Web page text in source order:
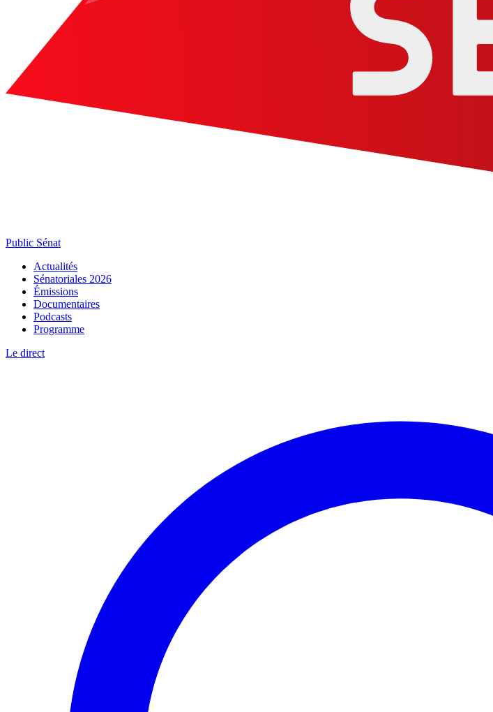
Public Sénat
Actualités
Sénatoriales 2026
Émissions
Documentaires
Podcasts
Programme
Le direct